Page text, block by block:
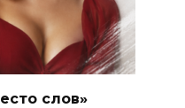
слов»